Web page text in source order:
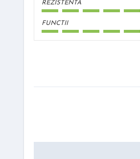
REZISTENTA
FUNCTII